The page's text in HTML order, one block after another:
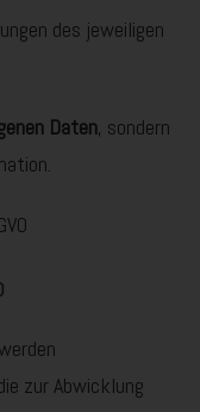
des jeweiligen
Daten, sondern
zur Abwicklung